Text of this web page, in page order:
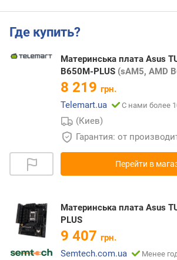
Где купить?
Материнська плата Asus
B650M-PLUS (sAM5, AMD
8 219 грн.
Telemart.ua
С нами более
(Киев)
Гарантия: от
Перейти в
Материнська плата Asus
PLUS
9 407 грн.
Semtech.com.ua
Менее